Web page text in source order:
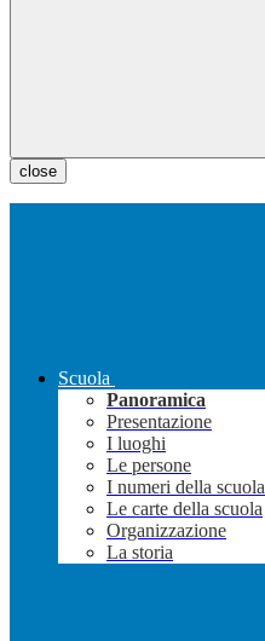
close
Scuola
Panoramica
Presentazione
I luoghi
Le persone
I numeri della scuola
Le carte della scuola
Organizzazione
La storia